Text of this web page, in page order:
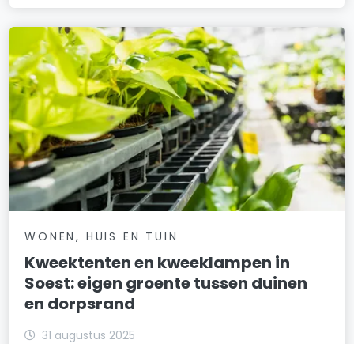
WONEN, HUIS EN TUIN
Kweektenten en kweeklampen in
Soest: eigen groente tussen duinen
en dorpsrand
31 augustus 2025